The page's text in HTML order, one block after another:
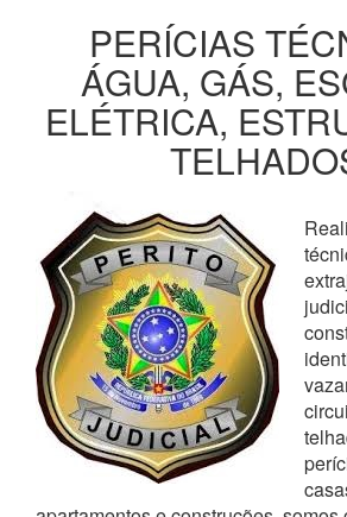
PERÍCIAS
ÁGUA, GÁS,
ELÉTRICA,